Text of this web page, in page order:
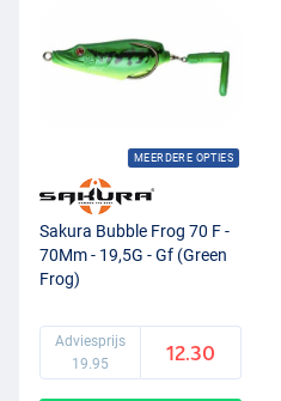
MEERDERE OPTIES
Sakura Bubble Frog 70 F -
70Mm - 19,5G - Gf (Green
Frog)
Adviesprijs
19.95
12.30